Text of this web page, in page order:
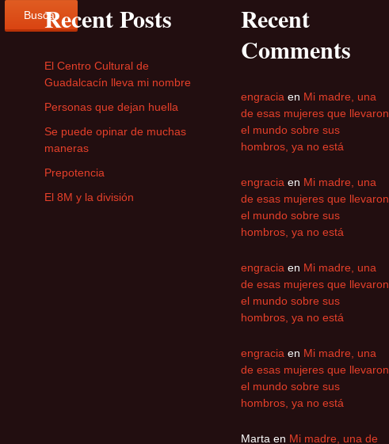
BuscarRecent Posts
El Centro Cultural de
Guadalcacín lleva mi nombre
Personas que dejan huella
Se puede opinar de muchas
maneras
Prepotencia
El 8M y la división
Recent
Comments
engracia en Mi madre, una
de esas mujeres que llevaron
el mundo sobre sus
hombros, ya no está
engracia en Mi madre, una
de esas mujeres que llevaron
el mundo sobre sus
hombros, ya no está
engracia en Mi madre, una
de esas mujeres que llevaron
el mundo sobre sus
hombros, ya no está
engracia en Mi madre, una
de esas mujeres que llevaron
el mundo sobre sus
hombros, ya no está
Marta en Mi madre, una de